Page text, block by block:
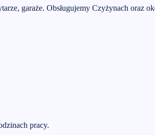
garaże. Obsługujemy Czyżynach oraz
pracy.